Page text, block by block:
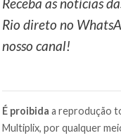
Rio direto no
nosso canal!
É proibida a reprodução
Multiplix, por qualquer